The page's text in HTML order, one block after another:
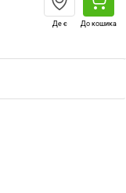
Де є До кошика